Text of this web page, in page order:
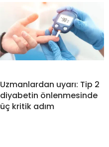
Uzmanlardan uyarı: Tip 2
diyabetin önlenmesinde
üç kritik adım